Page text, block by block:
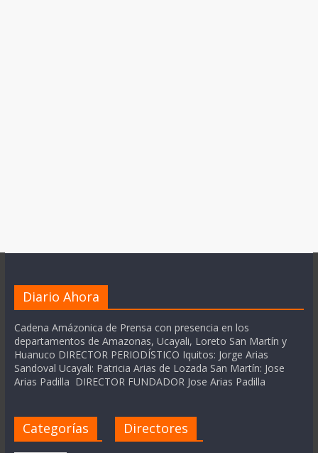
Diario Ahora
Cadena Amázonica de Prensa con presencia en los
departamentos de Amazonas, Ucayali, Loreto San Martín y
Huanuco DIRECTOR PERIODÍSTICO Iquitos: Jorge Arias
Sandoval Ucayali: Patricia Arias de Lozada San Martín: Jose
Arias Padilla DIRECTOR FUNDADOR Jose Arias Padilla
Categorías Directores